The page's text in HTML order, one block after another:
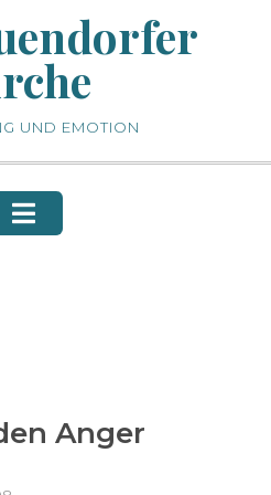
UND EMOTION
Anger